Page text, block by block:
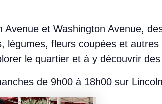
Avenue et Washington Avenue,
légumes, fleurs coupées et
le quartier et à y découvrir
de 9h00 à 18h00 sur